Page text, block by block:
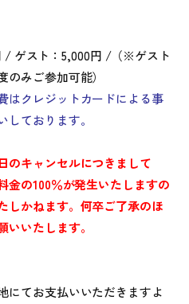
/ ゲスト：5,000円 /（※ゲスト
のみご参加可能）
はクレジットカードによる事
しております。
のキャンセルにつきまして
金の100％が発生いたしますの
しかねます。 何卒ご了承のほ
いいたします。
にてお支払いいただきますよ